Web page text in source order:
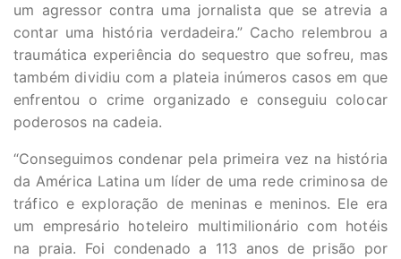
um agressor contra uma jornalista que se atrevia a
contar uma história verdadeira.” Cacho relembrou a
traumática experiência do sequestro que sofreu, mas
também dividiu com a plateia inúmeros casos em que
enfrentou o crime organizado e conseguiu colocar
poderosos na cadeia.
“Conseguimos condenar pela primeira vez na história
da América Latina um líder de uma rede criminosa de
tráfico e exploração de meninas e meninos. Ele era
um empresário hoteleiro multimilionário com hotéis
na praia. Foi condenado a 113 anos de prisão por